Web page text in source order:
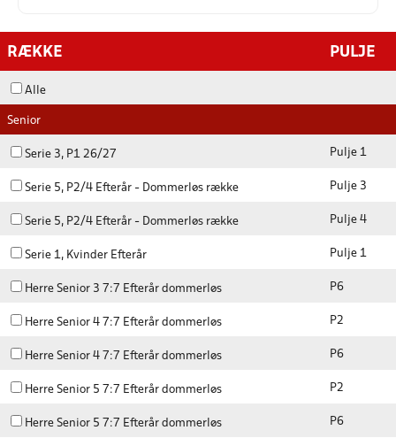
RÆKKE PULJE
Alle
Senior
Serie 3, P1 26/27 Pulje 1
Serie 5, P2/4 Efterår - Dommerløs række Pulje 3
Serie 5, P2/4 Efterår - Dommerløs række Pulje 4
Serie 1, Kvinder Efterår Pulje 1
Herre Senior 3 7:7 Efterår dommerløs P6
Herre Senior 4 7:7 Efterår dommerløs P2
Herre Senior 4 7:7 Efterår dommerløs P6
Herre Senior 5 7:7 Efterår dommerløs P2
Herre Senior 5 7:7 Efterår dommerløs P6